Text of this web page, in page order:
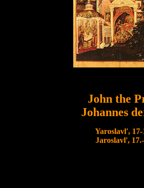
John the
Johannes
Yaroslavl',
Jaroslavl',